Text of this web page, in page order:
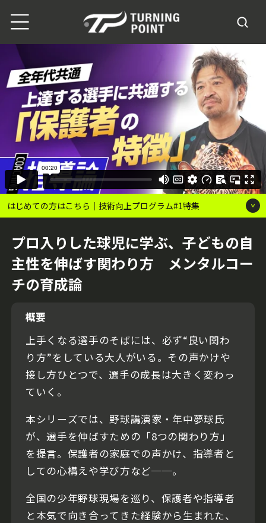
はじめての方はこちら｜技術向上プログラム#1特集
プロ入りした球児に学ぶ、子どもの自
主性を伸ばす関わり方 メンタルコー
チの育成論
概要
上手くなる選手のそばには、必ず“良い関わ
り方”をしている大人がいる。その声かけや
接し方ひとつで、選手の成長は大きく変わっ
ていく。
本シリーズでは、野球講演家・年中夢球氏
が、選手を伸ばすための「8つの関わり方」
を提言。保護者の家庭での声かけ、指導者と
しての心構えや学び方など──。
全国の少年野球現場を巡り、保護者や指導者
と本気で向き合ってきた経験から生まれた、